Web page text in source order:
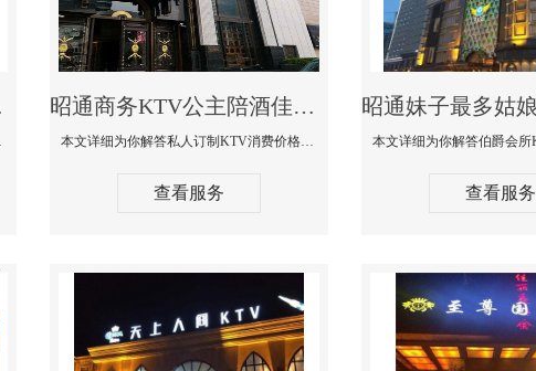
评
微信同步！
昭通商务KTV公主陪酒佳丽漂亮哪家多-私人订制KTV消费价格口碑点评
本文详细为你解答私人订制KTV消费价格口碑点评，更多关于商务KTV公主陪酒佳丽漂亮哪家多免费咨询156-5656-9542微信同步！
查看服务 查看服务